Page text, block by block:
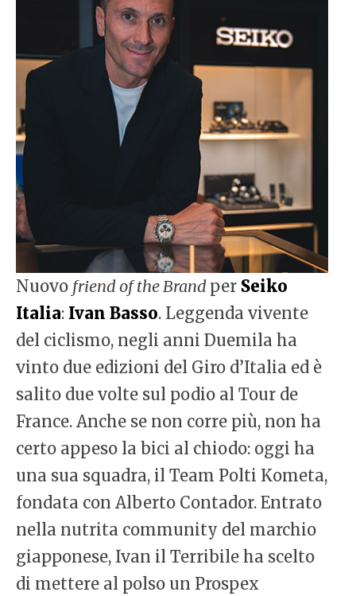
Nuovo friend of the Brand per Seiko
Italia: Ivan Basso. Leggenda vivente
del ciclismo, negli anni Duemila ha
vinto due edizioni del Giro d’Italia ed è
salito due volte sul podio al Tour de
France. Anche se non corre più, non ha
certo appeso la bici al chiodo: oggi ha
una sua squadra, il Team Polti Kometa,
fondata con Alberto Contador. Entrato
nella nutrita community del marchio
giapponese, Ivan il Terribile ha scelto
di mettere al polso un Prospex